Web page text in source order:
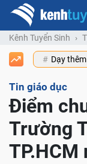
Kênh Tuyển Sinh
Dạy
Tin giáo dục
Điểm
Trường
TP.HCM